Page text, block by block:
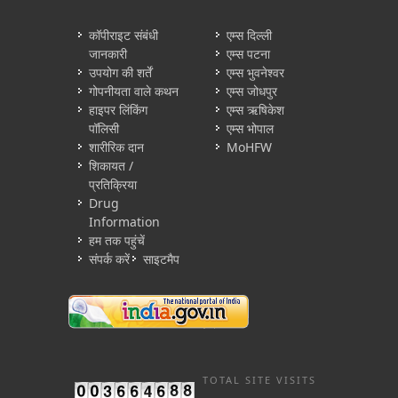
कॉपीराइट संबंधी
जानकारी
उपयोग की शर्तें
गोपनीयता वाले कथन
हाइपर लिंकिंग
पॉलिसी
शारीरिक दान
शिकायत /
प्रतिक्रिया
Drug
Information
हम तक पहुंचें
संपर्क करें
साइटमैप
एम्स दिल्ली
एम्स पटना
एम्स भुवनेश्वर
एम्स जोधपुर
एम्स ऋषिकेश
एम्स भोपाल
MoHFW
TOTAL SITE VISITS